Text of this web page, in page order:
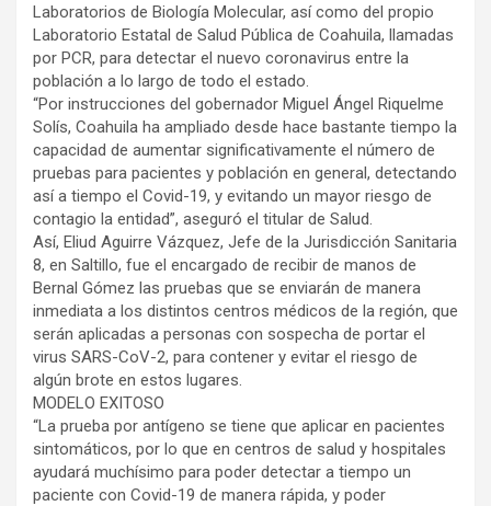
Laboratorios de Biología Molecular, así como del propio
Laboratorio Estatal de Salud Pública de Coahuila, llamadas
por PCR, para detectar el nuevo coronavirus entre la
población a lo largo de todo el estado.
“Por instrucciones del gobernador Miguel Ángel Riquelme
Solís, Coahuila ha ampliado desde hace bastante tiempo la
capacidad de aumentar significativamente el número de
pruebas para pacientes y población en general, detectando
así a tiempo el Covid-19, y evitando un mayor riesgo de
contagio la entidad”, aseguró el titular de Salud.
Así, Eliud Aguirre Vázquez, Jefe de la Jurisdicción Sanitaria
8, en Saltillo, fue el encargado de recibir de manos de
Bernal Gómez las pruebas que se enviarán de manera
inmediata a los distintos centros médicos de la región, que
serán aplicadas a personas con sospecha de portar el
virus SARS-CoV-2, para contener y evitar el riesgo de
algún brote en estos lugares.
MODELO EXITOSO
“La prueba por antígeno se tiene que aplicar en pacientes
sintomáticos, por lo que en centros de salud y hospitales
ayudará muchísimo para poder detectar a tiempo un
paciente con Covid-19 de manera rápida, y poder